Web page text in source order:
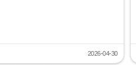
2026-04-30